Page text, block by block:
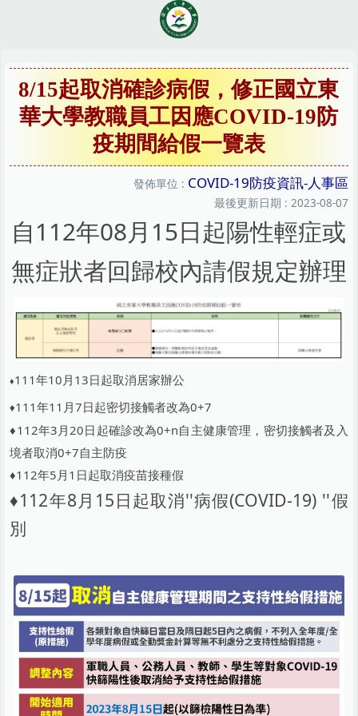
要
8/15起取消確診病假，修正國立東
華大學教職員工因應COVID-19防
疫期間給假一覽表
發佈單位 : COVID-19防疫資訊-人事區
最後更新日期 : 2023-08-07
自112年08月15日起陽性輕症或
無症狀者回歸校內請假規定辦理
♦111年10月13日起取消居家辦公
♦111年11月7日起密切接觸者改為0+7
♦112年3月20日起確診改為0+n自主健康管理，密切接觸者及入
境者取消0+7自主防疫
♦112年5月1日起取消疫苗接種假
♦112年8月15日起取消''病假(COVID-19) ''假
別